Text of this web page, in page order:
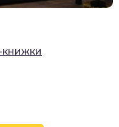
книжки